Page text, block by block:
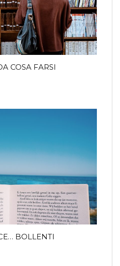
COSA FARSI
BOLLENTI